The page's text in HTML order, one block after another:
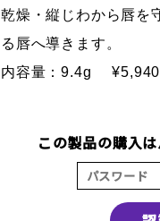
乾燥・縦じわから唇を
る唇へ導きます。
内容量：9.4g
この製品の購入